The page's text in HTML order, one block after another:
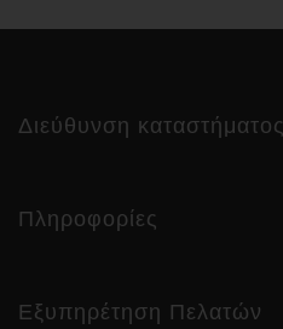
Διεύθυνση καταστήματος
Πληροφορίες
Εξυπηρέτηση Πελατών